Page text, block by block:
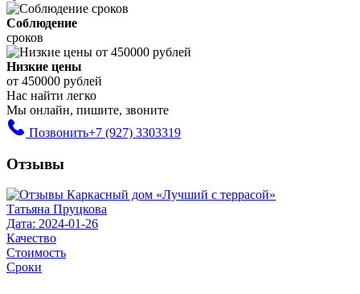
Соблюдение
сроков
Низкие цены
от 450000 рублей
Нас найти легко
Мы онлайн, пишите, звоните
Позвонить+7 (927) 3303319
Отзывы
Татьяна Пруцкова
Дата: 2024-01-26
Качество
Стоимость
Сроки